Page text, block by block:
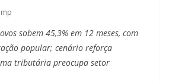
sobem 45,3% em 12 meses, com
popular; cenário reforça
tributária preocupa setor